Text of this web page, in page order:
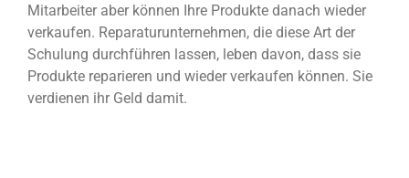
Mitarbeiter aber können Ihre Produkte danach wieder
verkaufen. Reparaturunternehmen, die diese Art der
Schulung durchführen lassen, leben davon, dass sie
Produkte reparieren und wieder verkaufen können. Sie
verdienen ihr Geld damit.